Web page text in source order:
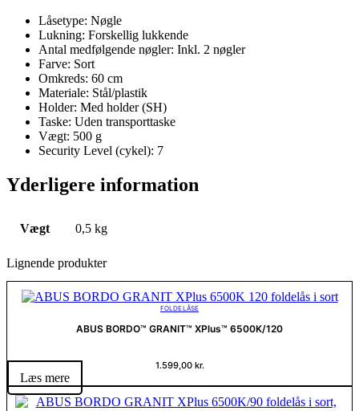
Låsetype: Nøgle
Lukning: Forskellig lukkende
Antal medfølgende nøgler: Inkl. 2 nøgler
Farve: Sort
Omkreds: 60 cm
Materiale: Stål/plastik
Holder: Med holder (SH)
Taske: Uden transporttaske
Vægt: 500 g
Security Level (cykel): 7
Yderligere information
Vægt 0,5 kg
Lignende produkter
FOLDELÅSE
ABUS BORDO™ GRANIT™ XPlus™ 6500K/120
1.599,00 kr.
Læs mere